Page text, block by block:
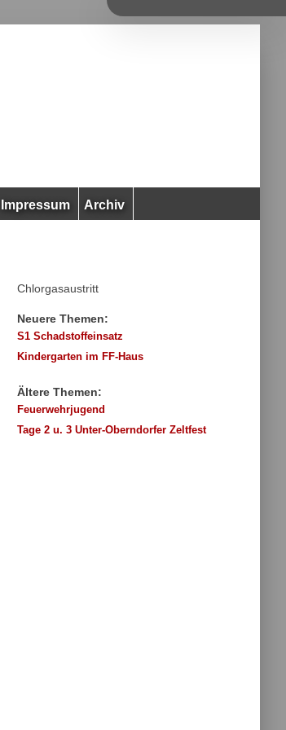
Impressum Archiv
Chlorgasaustritt
Neuere Themen:
S1 Schadstoffeinsatz
Kindergarten im FF-Haus
Ältere Themen:
Feuerwehrjugend
Tage 2 u. 3 Unter-Oberndorfer Zeltfest